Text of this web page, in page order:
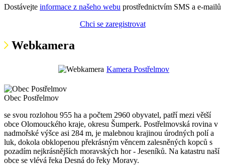
Dostávejte informace z našeho webu prostřednictvím SMS a e-mailů
Chci se zaregistrovat
Webkamera
Kamera Postřelmov
Obec Postřelmov
se svou rozlohou 955 ha a počtem 2960 obyvatel, patří mezi větší
obce Olomouckého kraje, okresu Šumperk. Postřelmovská rovina v
nadmořské výšce asi 284 m, je malebnou krajinou úrodných polí a
luk, dokola obklopenou překrásným věncem zalesněných kopců s
pozadím nejkrásnějších moravských hor - Jeseníků. Na katastru naší
obce se vlévá řeka Desná do řeky Moravy.